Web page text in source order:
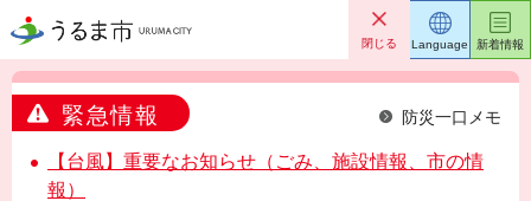
うるま市 閉じる
緊急情報 防災一口メモ
【台風】重要なお知らせ（ごみ、施設情報、市の情
報）
Language 新着情報